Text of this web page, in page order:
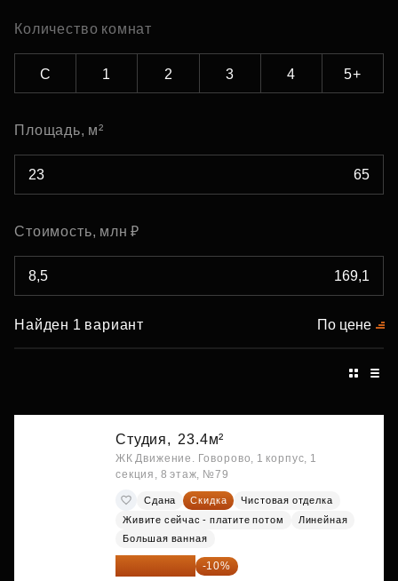
Количество комнат
С 1 2 3 4 5+
Площадь, м²
Стоимость, млн ₽
Найден 1 вариант По цене
Студия, 23.4м²
ЖК Движение. Говорово, 1 корпус, 1
секция, 8 этаж, №79
Сдана Скидка
Чистовая отделка
Живите сейчас - платите потом
Линейная
Большая ванная
-10%